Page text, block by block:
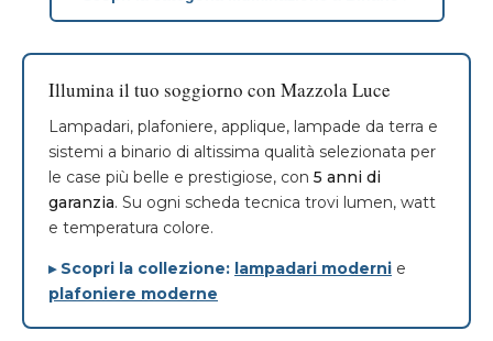
Illumina il tuo soggiorno con Mazzola Luce
Lampadari, plafoniere, applique, lampade da terra e
sistemi a binario di altissima qualità selezionata per
le case più belle e prestigiose, con 5 anni di
garanzia. Su ogni scheda tecnica trovi lumen, watt
e temperatura colore.
▸ Scopri la collezione: lampadari moderni e
plafoniere moderne